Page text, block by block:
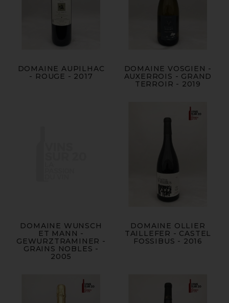
DOMAINE AUPILHAC
- ROUGE - 2017
DOMAINE VOSGIEN -
AUXERROIS - GRAND
TERROIR - 2019
DOMAINE WUNSCH
ET MANN -
GEWURZTRAMINER -
GRAINS NOBLES -
2005
DOMAINE OLLIER
TAILLEFER - CASTEL
FOSSIBUS - 2016